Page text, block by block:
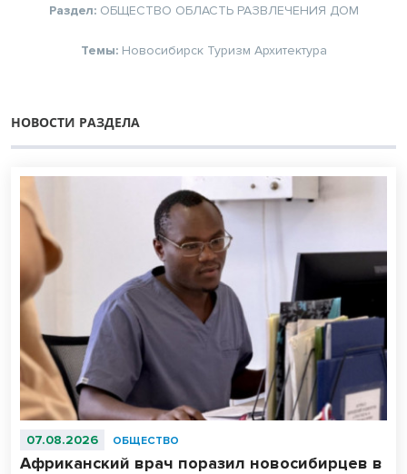
Раздел: ОБЩЕСТВО ОБЛАСТЬ РАЗВЛЕЧЕНИЯ ДОМ
Темы: Новосибирск Туризм Архитектура
НОВОСТИ РАЗДЕЛА
07.08.2026 ОБЩЕСТВО
Африканский врач поразил новосибирцев в